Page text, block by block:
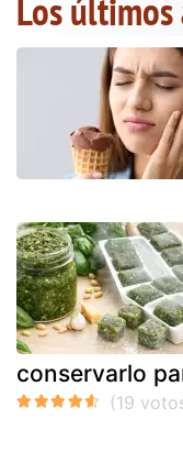
Los
conservarlo